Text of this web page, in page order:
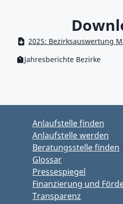
2025: Bezirksauswertung
Kategorie:
Jahresberichte Bezirke
Anlaufstelle finden
Anlaufstelle werden
Beratungsstelle finden
Glossar
Pressespiegel
Finanzierung und
Transparenz